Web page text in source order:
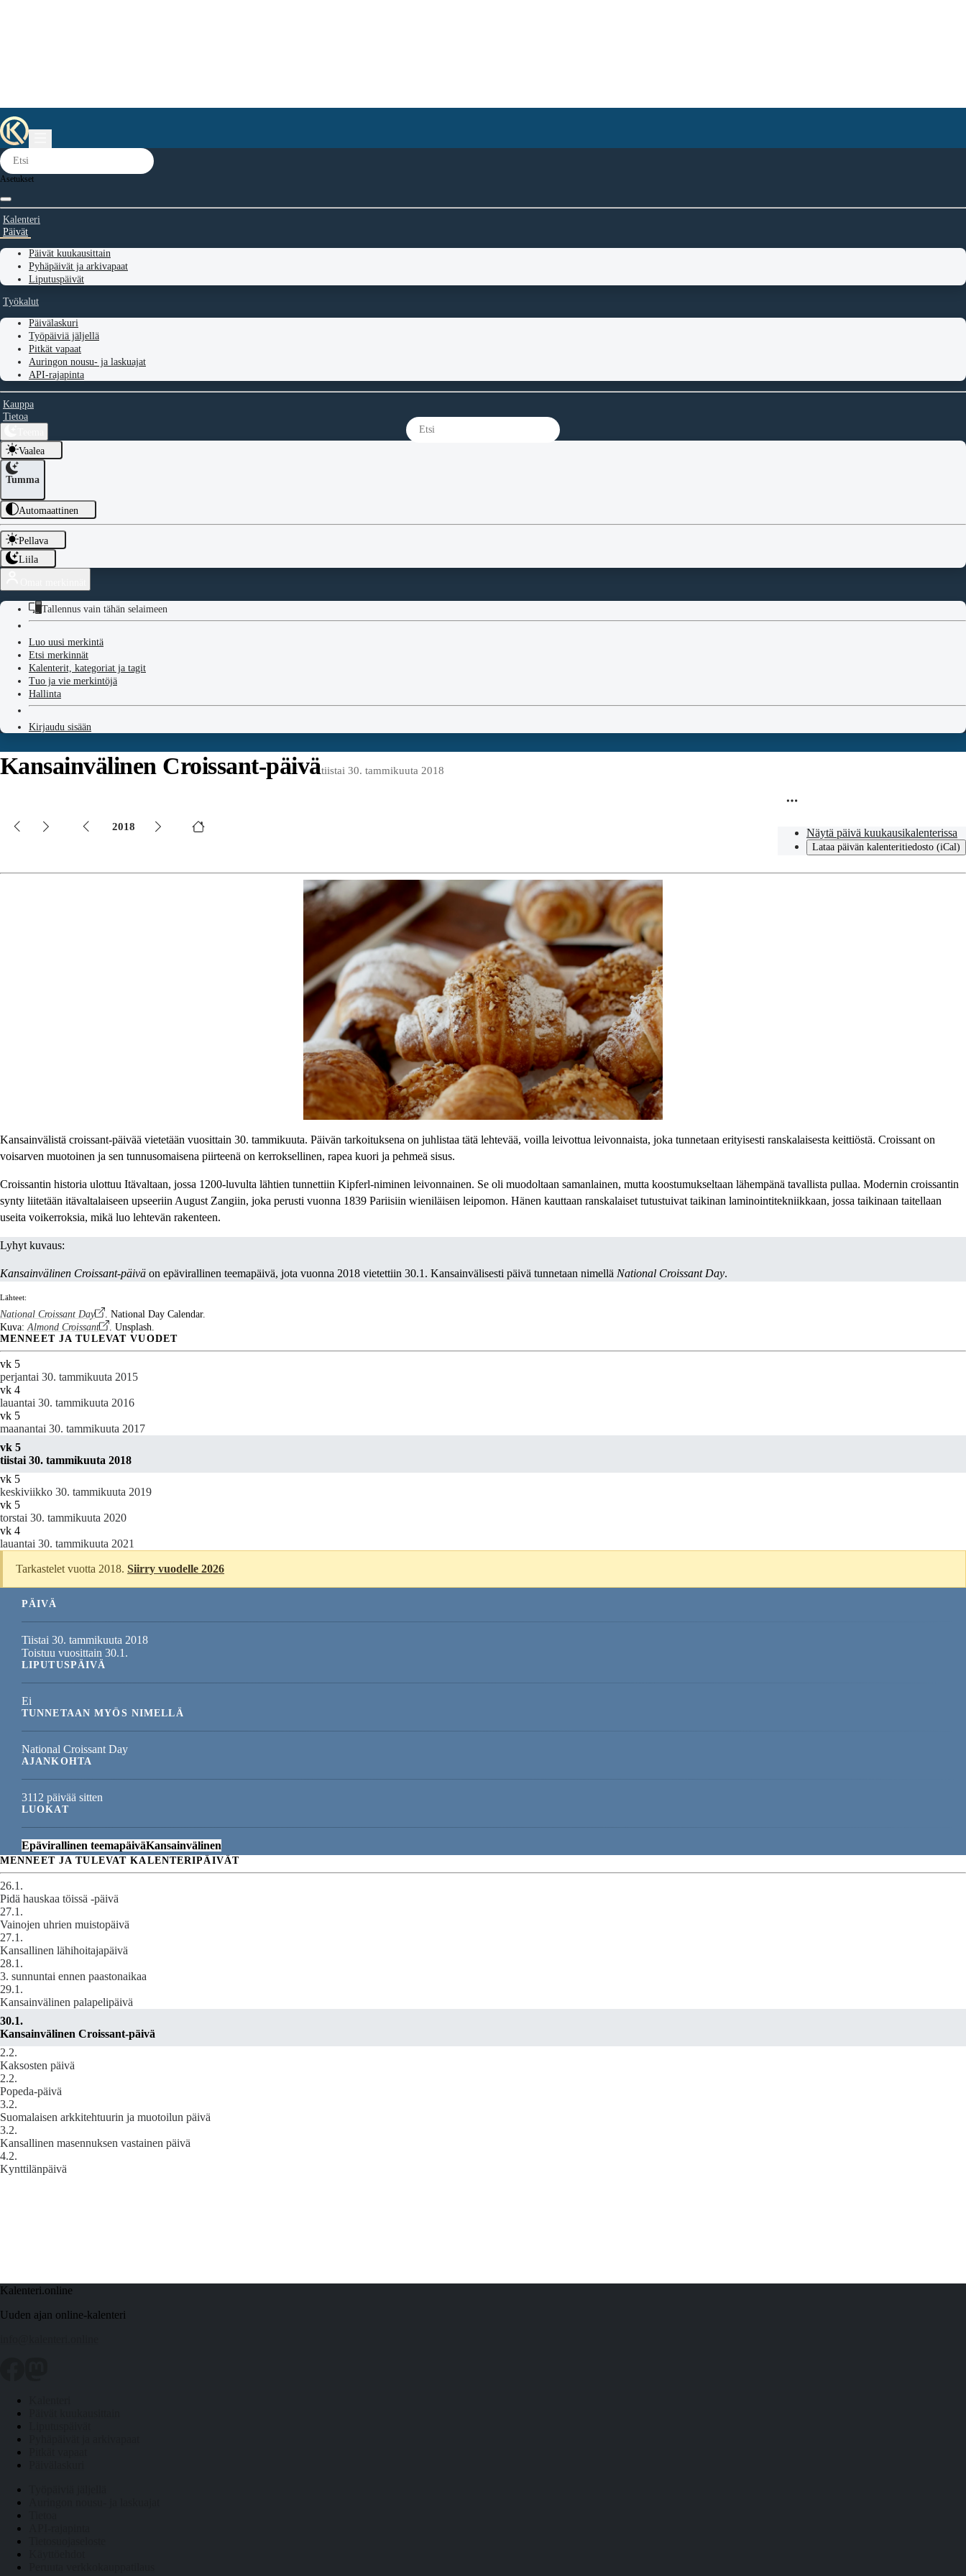
Asetukset
Kalenteri
Päivät
Päivät kuukausittain
Pyhäpäivät ja arkivapaat
Liputuspäivät
Työkalut
Päivälaskuri
Työpäiviä jäljellä
Pitkät vapaat
Auringon nousu- ja laskuajat
API-rajapinta
Kauppa
Tietoa
Vaalea
Tumma
Automaattinen
Pellava
Liila
Tallennus vain tähän selaimeen
Luo uusi merkintä
Etsi merkinnät
Kalenterit, kategoriat ja tagit
Tuo ja vie merkintöjä
Hallinta
Kirjaudu sisään
Kansainvälinen Croissant-päivätiistai 30. tammikuuta 2018
2018
Näytä päivä kuukausikalenterissa
Lataa päivän kalenteritiedosto (iCal)
Kansainvälistä croissant-päivää vietetään vuosittain 30. tammikuuta. Päivän tarkoituksena on juhlistaa tätä lehtevää, voilla leivottua leivonnaista, joka tunnetaan erityisesti ranskalaisesta keittiöstä. Croissant on
voisarven muotoinen ja sen tunnusomaisena piirteenä on kerroksellinen, rapea kuori ja pehmeä sisus.
Croissantin historia ulottuu Itävaltaan, jossa 1200-luvulta lähtien tunnettiin Kipferl-niminen leivonnainen. Se oli muodoltaan samanlainen, mutta koostumukseltaan lähempänä tavallista pullaa. Modernin croissantin
synty liitetään itävaltalaiseen upseeriin August Zangiin, joka perusti vuonna 1839 Pariisiin wieniläisen leipomon. Hänen kauttaan ranskalaiset tutustuivat taikinan laminointitekniikkaan, jossa taikinaan taitellaan
useita voikerroksia, mikä luo lehtevän rakenteen.
Lyhyt kuvaus:
Kansainvälinen Croissant-päivä on epävirallinen teemapäivä, jota vuonna 2018 vietettiin 30.1. Kansainvälisesti päivä tunnetaan nimellä National Croissant Day.
Lähteet:
National Croissant Day
. National Day Calendar.
Kuva: Almond Croissant . Unsplash.
MENNEET JA TULEVAT VUODET
vk 5
perjantai 30. tammikuuta 2015
vk 4
lauantai 30. tammikuuta 2016
vk 5
maanantai 30. tammikuuta 2017
vk 5
tiistai 30. tammikuuta 2018
vk 5
keskiviikko 30. tammikuuta 2019
vk 5
torstai 30. tammikuuta 2020
vk 4
lauantai 30. tammikuuta 2021
Tarkastelet vuotta 2018.Siirry vuodelle 2026
PÄIVÄ
Tiistai 30. tammikuuta 2018
Toistuu vuosittain 30.1.
LIPUTUSPÄIVÄ
Ei
TUNNETAAN MYÖS NIMELLÄ
National Croissant Day
AJANKOHTA
3112 päivää sitten
LUOKAT
Epävirallinen teemapäiväKansainvälinen
MENNEET JA TULEVAT KALENTERIPÄIVÄT
26.1.
Pidä hauskaa töissä -päivä
27.1.
Vainojen uhrien muistopäivä
27.1.
Kansallinen lähihoitajapäivä
28.1.
3. sunnuntai ennen paastonaikaa
29.1.
Kansainvälinen palapelipäivä
30.1.
Kansainvälinen Croissant-päivä
2.2.
Kaksosten päivä
2.2.
Popeda‑päivä
3.2.
Suomalaisen arkkitehtuurin ja muotoilun päivä
3.2.
Kansallinen masennuksen vastainen päivä
4.2.
Kynttilänpäivä
Kalenteri.online
Uuden ajan online-kalenteri